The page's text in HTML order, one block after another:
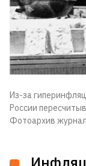
Из-за
России
Фотоархив